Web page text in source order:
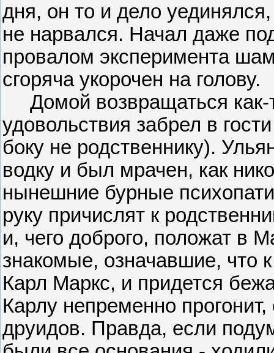
дня, он то и дело
не нарвался. Начал даже
провалом эксперимента
сгоряча укорочен на голову.
Домой возвращаться как-
удовольствия забрел в
боку не родственнику).
водку и был мрачен, как
нынешние бурные
руку причислят к
и, чего доброго, положат в
знакомые, означавшие, что
Карл Маркс, и придется
Карлу непременно
друидов. Правда, если